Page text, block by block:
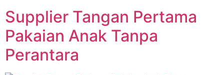
Supplier Tangan Pertama
Pakaian Anak Tanpa
Perantara